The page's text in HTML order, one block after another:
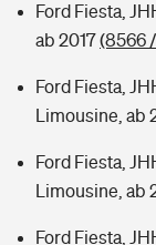
Ford Fiesta,
ab 2017(8566
Ford Fiesta,
Limousine, ab
Ford Fiesta,
Limousine, ab
Ford Fiesta,